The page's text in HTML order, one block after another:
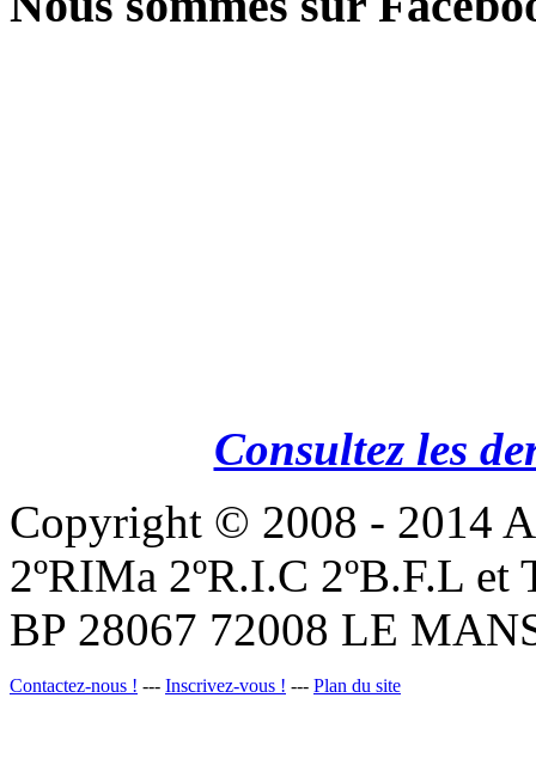
Consultez les
Copyright © 2008 - 2014
2ºRIMa 2ºR.I.C 2ºB.F.L
BP 28067 72008 LE
Contactez-nous ! --- Inscrivez-vous ! --- Plan du site